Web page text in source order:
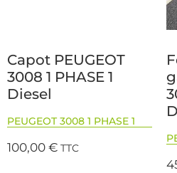
Capot PEUGEOT
3008 1 PHASE 1
Diesel
PEUGEOT 3008 1 PHASE 1
100,00€ TTC